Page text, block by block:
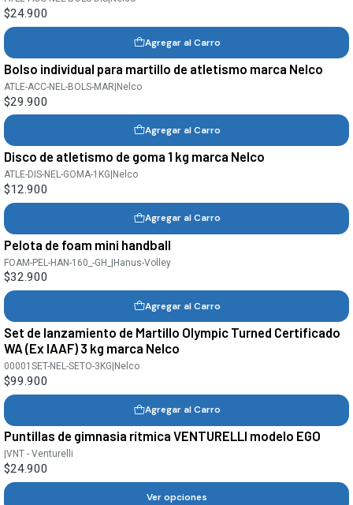
$24.900
Agregar al Carro
Bolso individual para martillo de atletismo marca Nelco
ATLE-ACC-NEL-BOLS-MAR|Nelco
$29.900
Agregar al Carro
Disco de atletismo de goma 1 kg marca Nelco
ATLE-DIS-NEL-GOMA-1KG Nelco
$12.900
Agregar al Carro
Pelota de foam mini handball
FOAM-PEL-HAN-160_-GH_ |Hanus-Volley
$32.900
Agregar al Carro
Set de lanzamiento de Martillo Olympic Turned Certificado
WA (Ex IAAF) 3 kg marca Nelco
00001SET-NEL-SETO-3KG|Nelco
$99.900
Agregar al Carro
Puntillas de gimnasia rítmica VENTURELLI modelo EGO
|VNT - Venturelli
$24.900
Ver opciones